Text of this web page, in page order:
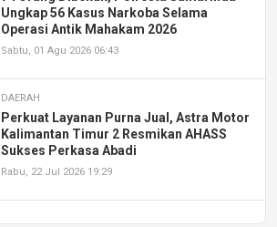
Ungkap 56 Kasus Narkoba Selama
Operasi Antik Mahakam 2026
Sabtu, 01 Agu 2026 06:43
DAERAH
Perkuat Layanan Purna Jual, Astra Motor
Kalimantan Timur 2 Resmikan AHASS
Sukses Perkasa Abadi
Rabu, 22 Jul 2026 19:29